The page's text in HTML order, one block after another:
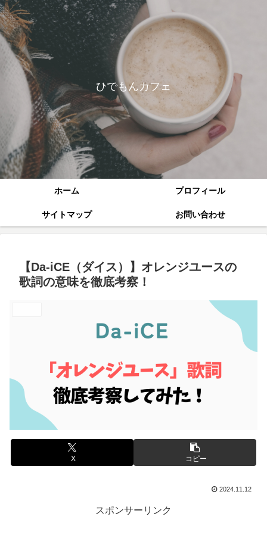
ひでもんカフェ
ホーム プロフィール
サイトマップ お問い合わせ
【Da-iCE（ダイス）】オレンジユースの
歌詞の意味を徹底考察！
X コピー
2024.11.12
スポンサーリンク